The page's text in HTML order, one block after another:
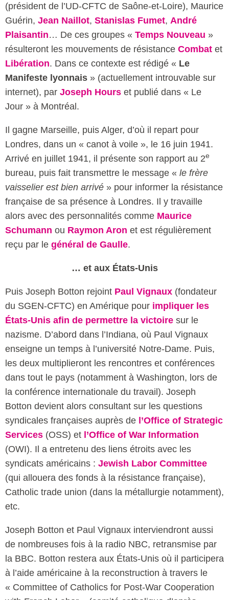
(président de l’UD-CFTC de Saône-et-Loire), Maurice
Guérin, Jean Naillot, Stanislas Fumet, André
Plaisantin… De ces groupes « Temps Nouveau »
résulteront les mouvements de résistance Combat et
Libération. Dans ce contexte est rédigé « Le
Manifeste lyonnais » (actuellement introuvable sur
internet), par Joseph Hours et publié dans « Le
Jour » à Montréal.
Il gagne Marseille, puis Alger, d’où il repart pour
Londres, dans un « canot à voile », le 16 juin 1941.
Arrivé en juillet 1941, il présente son rapport au 2e
bureau, puis fait transmettre le message « le frère
vaisselier est bien arrivé » pour informer la résistance
française de sa présence à Londres. Il y travaille
alors avec des personnalités comme Maurice
Schumann ou Raymon Aron et est régulièrement
reçu par le général de Gaulle.
… et aux États-Unis
Puis Joseph Botton rejoint Paul Vignaux (fondateur
du SGEN-CFTC) en Amérique pour impliquer les
États-Unis afin de permettre la victoire sur le
nazisme. D’abord dans l’Indiana, où Paul Vignaux
enseigne un temps à l’université Notre-Dame. Puis,
les deux multiplieront les rencontres et conférences
dans tout le pays (notamment à Washington, lors de
la conférence internationale du travail). Joseph
Botton devient alors consultant sur les questions
syndicales françaises auprès de l’Office of Strategic
Services (OSS) et l’Office of War Information
(OWI). Il a entretenu des liens étroits avec les
syndicats américains : Jewish Labor Committee
(qui allouera des fonds à la résistance française),
Catholic trade union (dans la métallurgie notamment),
etc.
Joseph Botton et Paul Vignaux interviendront aussi
de nombreuses fois à la radio NBC, retransmise par
la BBC. Botton restera aux États-Unis où il participera
à l’aide américaine à la reconstruction à travers le
« Committee of Catholics for Post-War Cooperation